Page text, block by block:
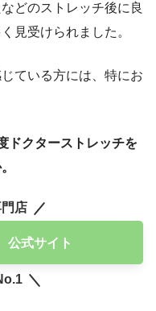
どのストレッチ後に良
見受けられました。
ている方には、特にお
ドクターストレッチを
店
公式サイト